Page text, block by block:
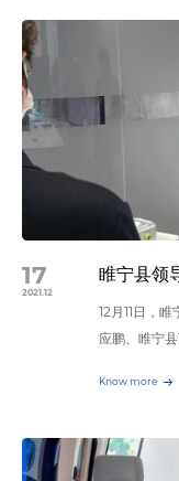
好、对社群
蕴含温度 冬
手，清乐智
度。
盟、壹古集
物医药行业
中西医结合
院长胡建华
叶心明先生
任徐凌云先
了复旦大学
张江研究院
秘书长邬莉
理许红女士
健康总经理
影像会诊中
主席丁克颖
士、闵行区
17
2021.12
睢宁县领
12月11日，
应鹏、睢宁
丽等企业高
创造的好环
助。随后，
Know more